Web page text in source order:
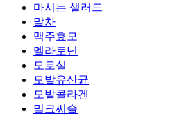
마시는 샐러드
말차
맥주효모
멜라토닌
모로실
모발유산균
모발콜라겐
밀크씨슬